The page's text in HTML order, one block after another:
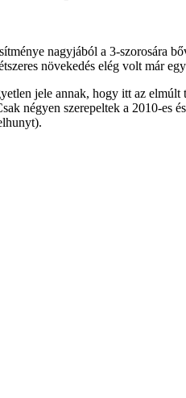
nagyjából a 3-szorosára
növekedés elég volt már
jele annak, hogy itt az
négyen szerepeltek a 2010-es